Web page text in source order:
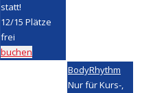
statt!
12/15 Plätze
frei
buchen
BodyRhythm
Nur für Kurs-,